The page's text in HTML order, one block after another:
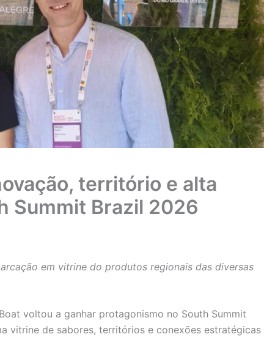
território e alta
Summit Brazil 2026
em vitrine do produtos regionais das diversas
voltou a ganhar protagonismo no South Summit
vitrine de sabores, territórios e conexões estratégicas